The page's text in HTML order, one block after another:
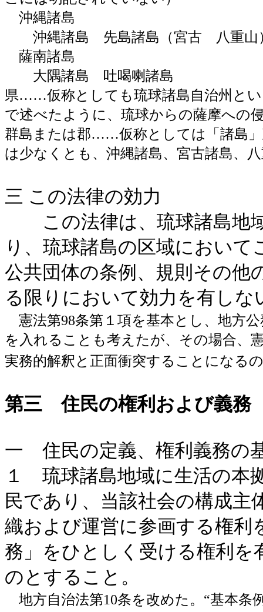
沖縄諸島
沖縄諸島 先島諸島（宮古 八重山
薩南諸島
大隅諸島 吐喝喇諸島
県……仮称としても琉球諸島自治州と
で述べたように、琉球からの薩摩への
群島または郡……仮称としては「諸島
は少なくとも、沖縄諸島、宮古諸島、
三 この法律の効力
この法律は、琉球諸島地
り、琉球諸島の区域におい
公共団体の条例、規則その他
る限りにおいて効力を有し
憲法第98条第１項を基本とし、地方
を入れることも考えたが、その場合、
実務的解釈と正面衝突することになる
第三 住民の権利および義務
一 住民の定義、権利義務の
１ 琉球諸島地域に生活の本
民であり、当該社会の構成主
織および運営に参画する権利
務」をひとしく受ける権利を
のとすること。
地方自治法第10条を改めた。“基本条